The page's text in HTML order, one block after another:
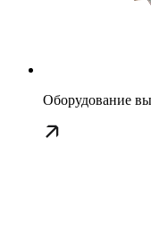
Оборудование